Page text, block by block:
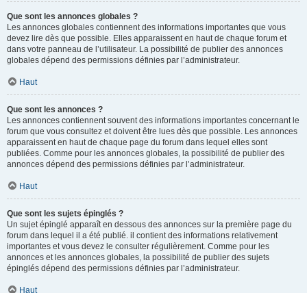
Que sont les annonces globales ?
Les annonces globales contiennent des informations importantes que vous
devez lire dès que possible. Elles apparaissent en haut de chaque forum et
dans votre panneau de l’utilisateur. La possibilité de publier des annonces
globales dépend des permissions définies par l’administrateur.
Haut
Que sont les annonces ?
Les annonces contiennent souvent des informations importantes concernant le
forum que vous consultez et doivent être lues dès que possible. Les annonces
apparaissent en haut de chaque page du forum dans lequel elles sont
publiées. Comme pour les annonces globales, la possibilité de publier des
annonces dépend des permissions définies par l’administrateur.
Haut
Que sont les sujets épinglés ?
Un sujet épinglé apparaît en dessous des annonces sur la première page du
forum dans lequel il a été publié. il contient des informations relativement
importantes et vous devez le consulter régulièrement. Comme pour les
annonces et les annonces globales, la possibilité de publier des sujets
épinglés dépend des permissions définies par l’administrateur.
Haut